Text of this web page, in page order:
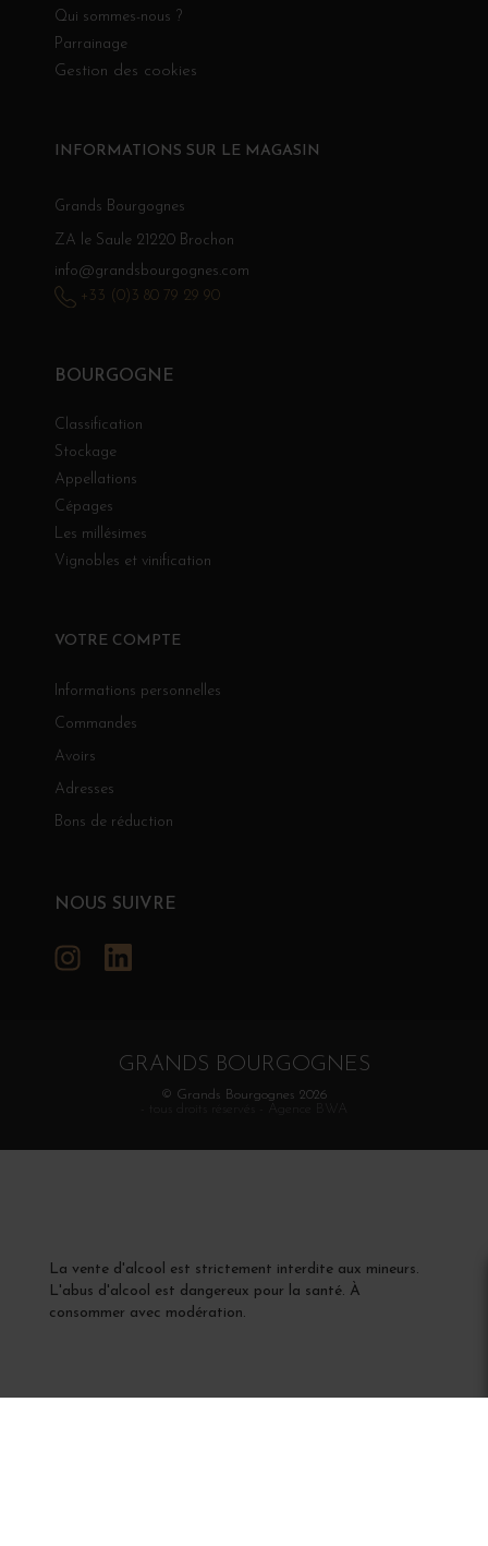
Qui sommes-nous ?
Parrainage
Gestion des cookies
BOURGOGNE
Classification
Stockage
Appellations
Cépages
Les millésimes
Vignobles et vinification
VOTRE COMPTE
Informations personnelles
Commandes
Avoirs
Adresses
Bons de réduction
INFORMATIONS SUR LE MAGASIN
Grands Bourgognes
ZA le Saule 21220 Brochon
info@grandsbourgognes.com
+33 (0)3 80 79 29 90
NOUS SUIVRE
Instagram
GRANDS BOURGOGNES
© Grands Bourgognes 2026
Agence BWA
La vente d'alcool est strictement interdite aux mineurs.
L'abus d'alcool est dangereux pour la santé. À
consommer avec modération.